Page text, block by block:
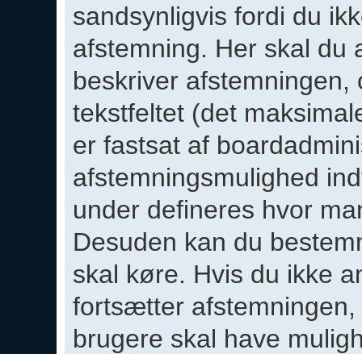
sandsynligvis fordi du
afstemning. Her skal du
beskriver
tekstfeltet (det
er fastsat af
afstemningsmulighed
under defineres hvor
Desuden kan du
skal køre. Hvis du ikke
fortsætter
brugere skal have